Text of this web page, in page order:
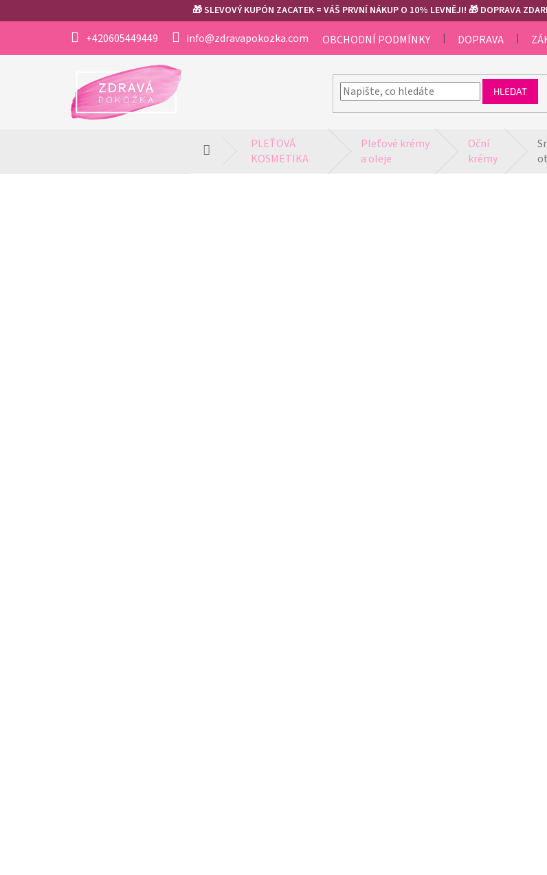
na
🎁 SLEVOVÝ KUPÓN ZACATEK = VÁŠ PRVNÍ NÁKUP O 10% LEVNĚJI! 🎁 DOPRAVA
+420605449449 info@zdravapokozka.com OBCHODNÍ PODMÍNKY DOPRAVA
HLEDAT
PLEŤOVÁ
KOSMETIKA
Pleťové krémy
a oleje
Oční
krémy